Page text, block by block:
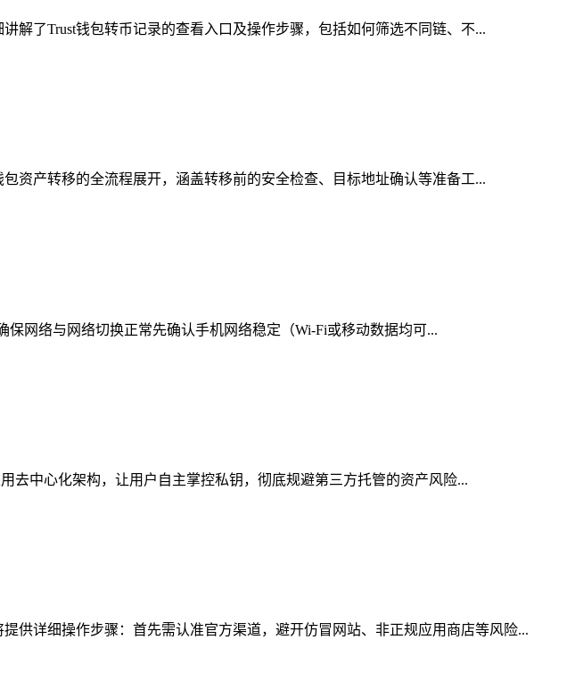
解了Trust钱包转币记录的查看入口及操作步骤，包括如何筛选不同链、不...
资产转移的全流程展开，涵盖转移前的安全检查、目标地址确认等准备工...
网络与网络切换正常先确认手机网络稳定（Wi-Fi或移动数据均可...
去中心化架构，让用户自主掌控私钥，彻底规避第三方托管的资产风险...
供详细操作步骤：首先需认准官方渠道，避开仿冒网站、非正规应用商店等风险...